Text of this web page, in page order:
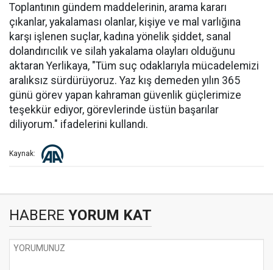
Toplantının gündem maddelerinin, arama kararı
çıkanlar, yakalaması olanlar, kişiye ve mal varlığına
karşı işlenen suçlar, kadına yönelik şiddet, sanal
dolandırıcılık ve silah yakalama olayları olduğunu
aktaran Yerlikaya, "Tüm suç odaklarıyla mücadelemizi
aralıksız sürdürüyoruz. Yaz kış demeden yılın 365
günü görev yapan kahraman güvenlik güçlerimize
teşekkür ediyor, görevlerinde üstün başarılar
diliyorum." ifadelerini kullandı.
Kaynak:
HABERE YORUM KAT